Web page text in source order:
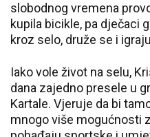
slobodnog vremena
kupila bicikle, pa dječaci
kroz selo, druže se i
Iako vole život na selu,
dana zajedno presele u
Kartale. Vjeruje da bi
mnogo više mogućnosti